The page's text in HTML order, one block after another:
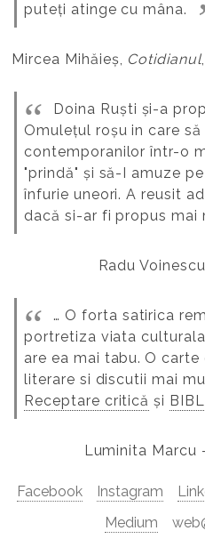
puteți atinge cu mâna.
Mircea Mihăieș, Cotidianul
Doina Ruști și-a
Omulețul roșu in care
contemporanilor într-o
"prindă" și să-I amuze
înfurie uneori. A reusit
dacă si-ar fi propus mai
Radu
… O forta satirica
portretiza viata
are ea mai tabu. O carte
literare si discutii mai
Receptare critică și
Luminita Marcu
Facebook Instagram
Medium